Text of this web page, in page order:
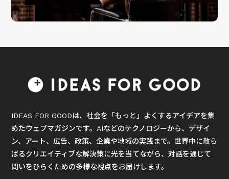
IDEAS FOR GOODは、社会を「もっと」よくするアイデアを集
めたウェブマガジンです。AIなどのテクノロジーから、デザイ
ン、アート、広告、政策、企業や地域の実践まで。世界中に散ら
ばるクリエイティブな解決策に光を当てながら、対話を通じて
問いをひらくための多様な視点をお届けします。